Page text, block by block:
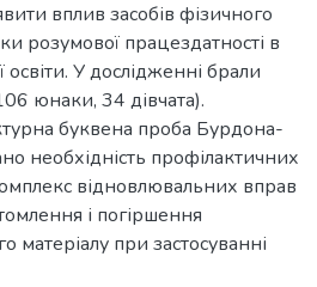
вплив засобів фізичного
розумової працездатності в
У дослідженні брали
юнаки, 34 дівчата).
буквена проба Бурдона-
необхідність профілактичних
відновлювальних вправ
і погіршення
матеріалу при застосуванні